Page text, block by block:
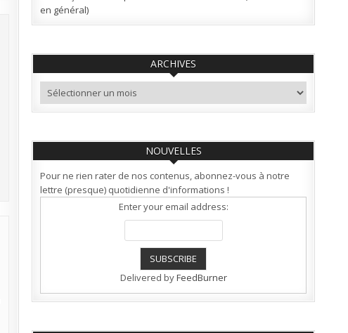
en général)
ARCHIVES
Archives
NOUVELLES
Pour ne rien rater de nos contenus, abonnez-vous à notre
lettre (presque) quotidienne d'informations !
Enter your email address:
Delivered byFeedBurner